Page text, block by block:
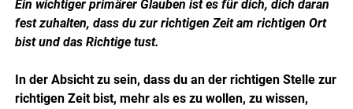
Ein wichtiger primärer Glauben ist es für dich, dich daran
fest zuhalten, dass du zur richtigen Zeit am richtigen Ort
bist und das Richtige tust.
In der Absicht zu sein, dass du an der richtigen Stelle zur
richtigen Zeit bist, mehr als es zu wollen, zu wissen,